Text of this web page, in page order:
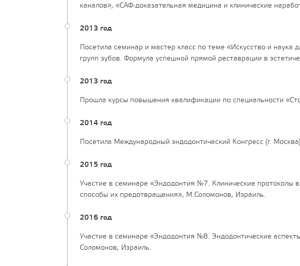
каналов», «САФ-доказательная медицина и клинические
2013 год
Посетила семинар и мастер класс по теме «Искусство и
групп зубов. Формула успешной прямой реставрации в
2013 год
Прошла курсы повышения квалификации по специальности
2014 год
Посетила Международный эндодонтический Конгресс (г. Москва)
2015 год
Участие в семинаре «Эндодонтия №7. Клинические протоколы
способы их предотвращения», М.Соломонов, Израиль.
2016 год
Участие в семинаре «Эндодонтия №8. Эндодонтические
Соломонов, Израиль.